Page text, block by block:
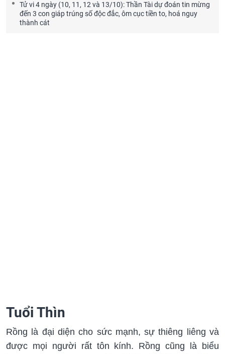
Tử vi 4 ngày (10, 11, 12 và 13/10): Thần Tài dự đoán tin mừng
đến 3 con giáp trúng số độc đắc, ôm cục tiền to, hoá nguy
thành cát
Tuổi Thìn
Rồng là đại diện cho sức mạnh, sự thiêng liêng và
được mọi người rất tôn kính. Rồng cũng là biểu